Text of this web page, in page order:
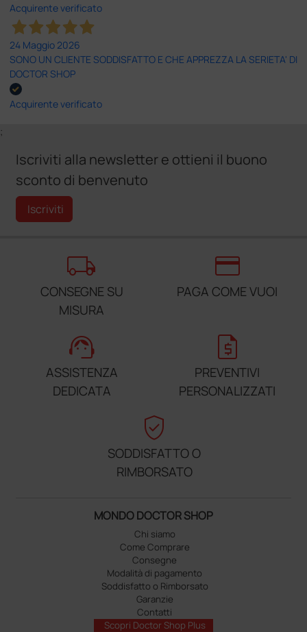
Acquirente verificato
24 Maggio 2026
SONO UN CLIENTE SODDISFATTO E CHE APPREZZA LA SERIETA' DI
DOCTOR SHOP
Acquirente verificato
;
Iscriviti alla newsletter e ottieni il buono
sconto di benvenuto
Iscriviti
local_shipping
CONSEGNE SU
MISURA
credit_card
PAGA COME VUOI
support_agent
ASSISTENZA
DEDICATA
request_quote
PREVENTIVI
PERSONALIZZATI
verified_user
SODDISFATTO O
RIMBORSATO
MONDO DOCTOR SHOP
Chi siamo
Come Comprare
Consegne
Modalità di pagamento
Soddisfatto o Rimborsato
Garanzie
Contatti
Scopri Doctor Shop Plus